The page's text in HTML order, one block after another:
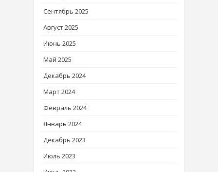
Сентябрь 2025
Август 2025
Июнь 2025
Май 2025
Декабрь 2024
Март 2024
Февраль 2024
Январь 2024
Декабрь 2023
Июль 2023